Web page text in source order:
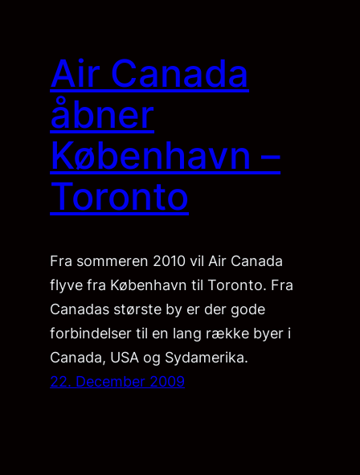
Air Canada
åbner
København –
Toronto
Fra sommeren 2010 vil Air Canada
flyve fra København til Toronto. Fra
Canadas største by er der gode
forbindelser til en lang række byer i
Canada, USA og Sydamerika.
22. December 2009